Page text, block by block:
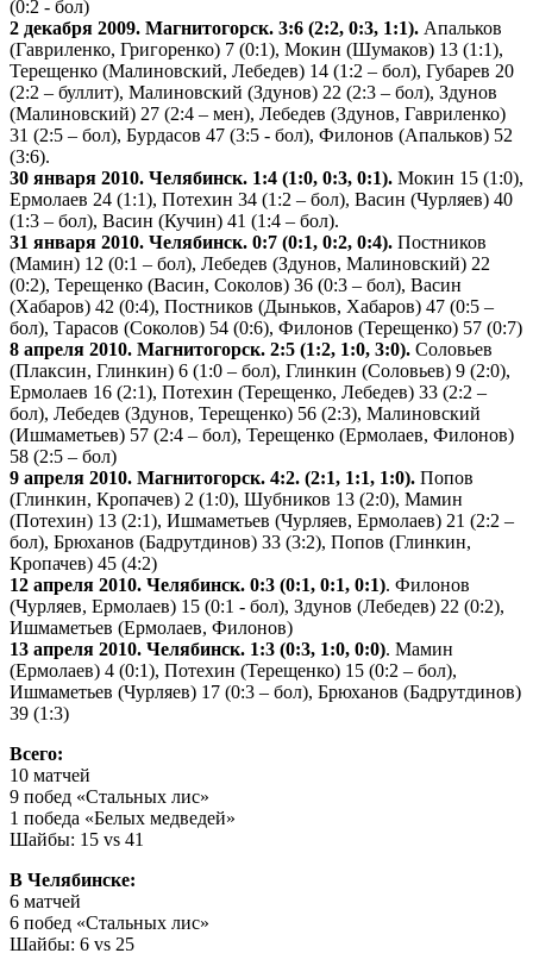
(0:2 - бол)
2 декабря 2009. Магнитогорск. 3:6 (2:2, 0:3, 1:1). Апальков
(Гавриленко, Григоренко) 7 (0:1), Мокин (Шумаков) 13 (1:1),
Терещенко (Малиновский, Лебедев) 14 (1:2 – бол), Губарев 20
(2:2 – буллит), Малиновский (Здунов) 22 (2:3 – бол), Здунов
(Малиновский) 27 (2:4 – мен), Лебедев (Здунов, Гавриленко)
31 (2:5 – бол), Бурдасов 47 (3:5 - бол), Филонов (Апальков) 52
(3:6).
30 января 2010. Челябинск. 1:4 (1:0, 0:3, 0:1). Мокин 15 (1:0),
Ермолаев 24 (1:1), Потехин 34 (1:2 – бол), Васин (Чурляев) 40
(1:3 – бол), Васин (Кучин) 41 (1:4 – бол).
31 января 2010. Челябинск. 0:7 (0:1, 0:2, 0:4). Постников
(Мамин) 12 (0:1 – бол), Лебедев (Здунов, Малиновский) 22
(0:2), Терещенко (Васин, Соколов) 36 (0:3 – бол), Васин
(Хабаров) 42 (0:4), Постников (Дыньков, Хабаров) 47 (0:5 –
бол), Тарасов (Соколов) 54 (0:6), Филонов (Терещенко) 57 (0:7)
8 апреля 2010. Магнитогорск. 2:5 (1:2, 1:0, 3:0). Соловьев
(Плаксин, Глинкин) 6 (1:0 – бол), Глинкин (Соловьев) 9 (2:0),
Ермолаев 16 (2:1), Потехин (Терещенко, Лебедев) 33 (2:2 –
бол), Лебедев (Здунов, Терещенко) 56 (2:3), Малиновский
(Ишмаметьев) 57 (2:4 – бол), Терещенко (Ермолаев, Филонов)
58 (2:5 – бол)
9 апреля 2010. Магнитогорск. 4:2. (2:1, 1:1, 1:0). Попов
(Глинкин, Кропачев) 2 (1:0), Шубников 13 (2:0), Мамин
(Потехин) 13 (2:1), Ишмаметьев (Чурляев, Ермолаев) 21 (2:2 –
бол), Брюханов (Бадрутдинов) 33 (3:2), Попов (Глинкин,
Кропачев) 45 (4:2)
12 апреля 2010. Челябинск. 0:3 (0:1, 0:1, 0:1). Филонов
(Чурляев, Ермолаев) 15 (0:1 - бол), Здунов (Лебедев) 22 (0:2),
Ишмаметьев (Ермолаев, Филонов)
13 апреля 2010. Челябинск. 1:3 (0:3, 1:0, 0:0). Мамин
(Ермолаев) 4 (0:1), Потехин (Терещенко) 15 (0:2 – бол),
Ишмаметьев (Чурляев) 17 (0:3 – бол), Брюханов (Бадрутдинов)
39 (1:3)
Всего:
10 матчей
9 побед «Стальных лис»
1 победа «Белых медведей»
Шайбы: 15 vs 41
В Челябинске:
6 матчей
6 побед «Стальных лис»
Шайбы: 6 vs 25